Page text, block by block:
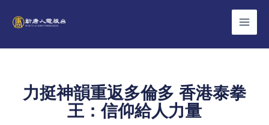
力挺神韻重返多倫多 香港泰拳
王：信仰給人力量